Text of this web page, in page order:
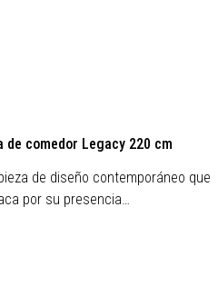
de comedor Legacy 220 cm
de diseño contemporáneo que
por su presencia…